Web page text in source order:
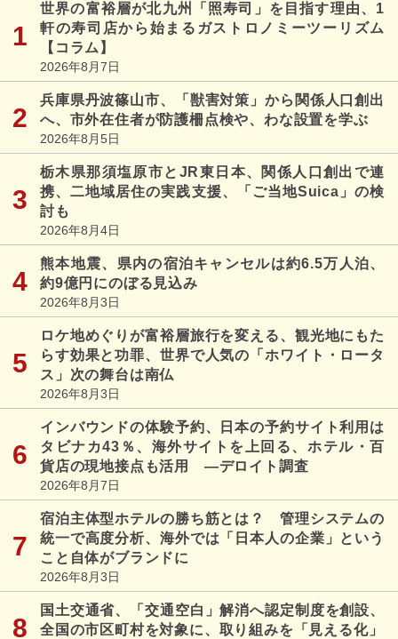
世界の富裕層が北九州「照寿司」を目指す理由、1
軒の寿司店から始まるガストロノミーツーリズム
【コラム】
2026年8月7日
兵庫県丹波篠山市、「獣害対策」から関係人口創出
へ、市外在住者が防護柵点検や、わな設置を学ぶ
2026年8月5日
栃木県那須塩原市とJR東日本、関係人口創出で連
携、二地域居住の実践支援、「ご当地Suica」の検
討も
2026年8月4日
熊本地震、県内の宿泊キャンセルは約6.5万人泊、
約9億円にのぼる見込み
2026年8月3日
ロケ地めぐりが富裕層旅行を変える、観光地にもた
らす効果と功罪、世界で人気の「ホワイト・ロータ
ス」次の舞台は南仏
2026年8月3日
インバウンドの体験予約、日本の予約サイト利用は
タビナカ43％、海外サイトを上回る、ホテル・百
貨店の現地接点も活用 ―デロイト調査
2026年8月7日
宿泊主体型ホテルの勝ち筋とは？ 管理システムの
統一で高度分析、海外では「日本人の企業」という
こと自体がブランドに
2026年8月3日
国土交通省、「交通空白」解消へ認定制度を創設、
全国の市区町村を対象に、取り組みを「見える化」